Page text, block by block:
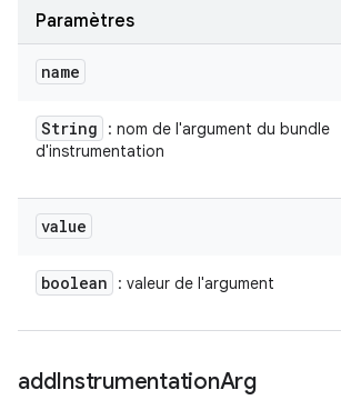
Paramètres
name
String
: nom de l'argument du bundle
d'instrumentation
value
boolean : valeur de l'argument
addInstrumentationArg